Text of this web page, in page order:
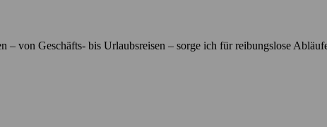
von Geschäfts- bis Urlaubsreisen – sorge ich für reibungslose